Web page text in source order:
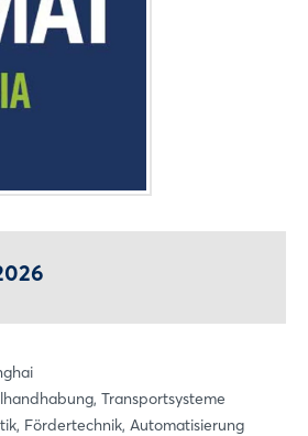
Transportsysteme
Fördertechnik, Automatisierung